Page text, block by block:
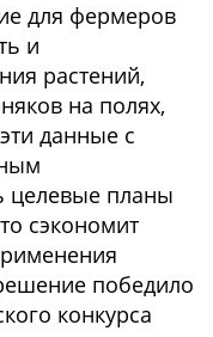
для фермеров
и
растений,
на полях,
данные с
целевые планы
сэкономит
победило
конкурса